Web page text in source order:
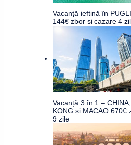
Vacanță ieftină în
144€ zbor și cazare 4
Vacanță 3 în 1 –
KONG și MACAO 670€
9 zile